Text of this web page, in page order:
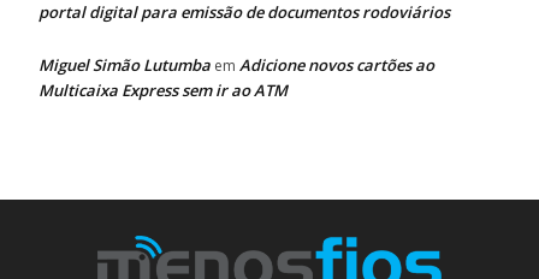
portal digital para emissão de documentos rodoviários
Miguel Simão Lutumba em Adicione novos cartões ao
Multicaixa Express sem ir ao ATM